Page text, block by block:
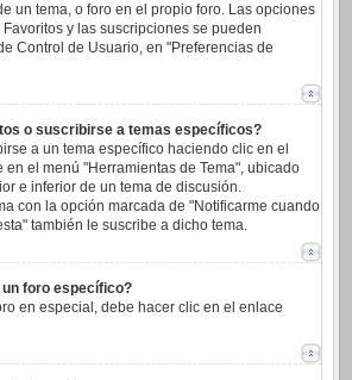
un tema, o foro en el propio foro. Las opciones
y las suscripciones se pueden
Control de Usuario, en "Preferencias de
o suscribirse a temas específicos?
a un tema específico haciendo clic en el
el menú "Herramientas de Tema", ubicado
e inferior de un tema de discusión.
con la opción marcada de "Notificarme cuando
también le suscribe a dicho tema.
foro específico?
en especial, debe hacer clic en el enlace